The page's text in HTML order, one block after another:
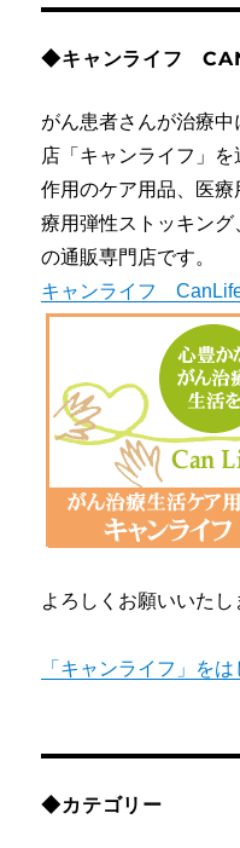
◆キャンライフ
がん患者さんが治療
店「キャンライフ」
作用のケア用品、医
療用弾性ストッキン
の通販専門店です。
キャンライフ
よろしくお願いいたし
「キャンライフ」を
◆カテゴリー